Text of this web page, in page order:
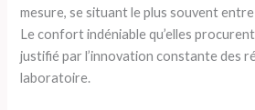
mesure, se situant le plus souvent
Le confort indéniable qu’elles
justifié par l’innovation constante des
laboratoire.